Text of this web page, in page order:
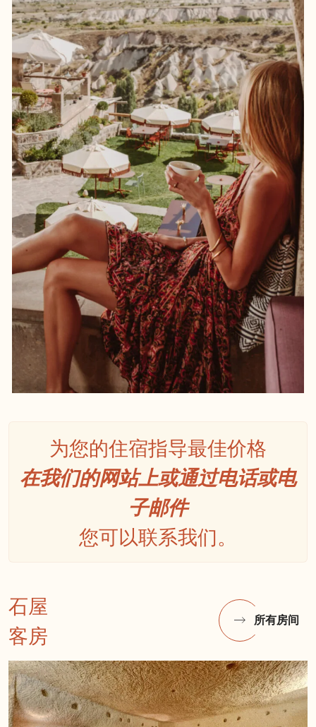
为您的住宿指导最佳价格
在我们的网站上或通过电话或电
子邮件
您可以联系我们。
石屋
客房
所有房间